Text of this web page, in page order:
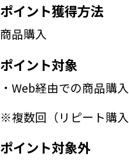
ポイント獲得方法
商品購入
ポイント対象
Web経由での商品購
※複数回（リピート購
ポイント対象外